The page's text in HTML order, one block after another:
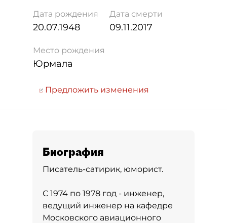
Дата рождения
20.07.1948
Дата смерти
09.11.2017
Место рождения
Юрмала
Предложить изменения
Биография
Писатель-сатирик, юморист.
С 1974 по 1978 год - инженер,
ведущий инженер на кафедре
Московского авиационного